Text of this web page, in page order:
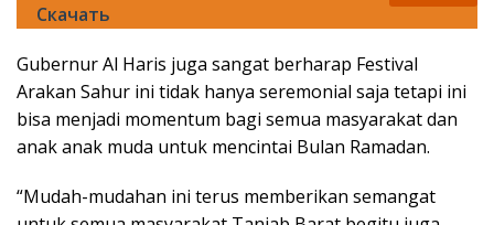
Скачать
Gubernur Al Haris juga sangat berharap Festival
Arakan Sahur ini tidak hanya seremonial saja tetapi ini
bisa menjadi momentum bagi semua masyarakat dan
anak anak muda untuk mencintai Bulan Ramadan.
“Mudah-mudahan ini terus memberikan semangat